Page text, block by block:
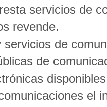
servicios de
revende.
de
de
el